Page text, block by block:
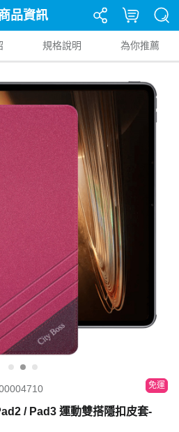
品資訊
規格說明 為你推薦
免運
/ Pad3 運動雙搭隱扣皮套-